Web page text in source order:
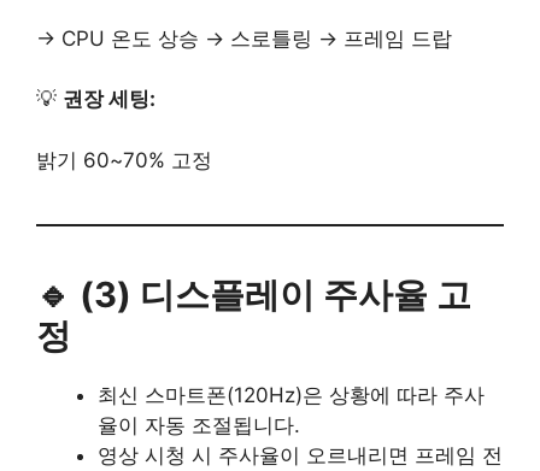
→ CPU 온도 상승 → 스로틀링 → 프레임 드랍
💡 권장 세팅:
밝기 60~70% 고정
🔹 (3) 디스플레이 주사율 고
정
최신 스마트폰(120Hz)은 상황에 따라 주사
율이 자동 조절됩니다.
영상 시청 시 주사율이 오르내리면 프레임 전